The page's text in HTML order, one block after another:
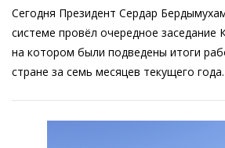
Сегодня Президент Сердар
системе провёл очередное заседание
на котором были подведены итоги
стране за семь месяцев текущего года.